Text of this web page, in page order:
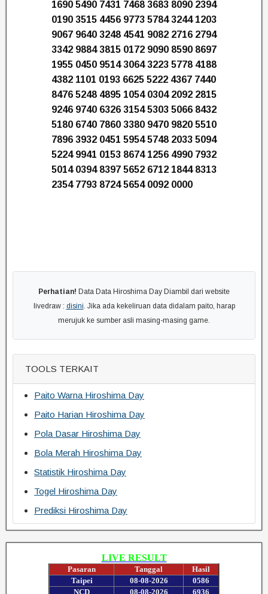
1690 5490 7431 7468 3683 8090 2394
0190 3515 4456 9773 5784 3244 1203
9067 9640 3248 4541 9082 2716 2794
3342 9884 3815 0172 9090 8590 8697
1955 0450 9514 3064 3223 5778 4188
4382 1101 0193 6625 5222 4367 7440
8476 5248 4895 1054 0304 2092 2815
9246 9740 6326 3154 5303 5066 8432
5180 6740 7860 3380 9470 9820 5510
7896 3932 0451 5954 5748 2033 5094
5224 9941 0153 8674 1256 4990 7932
5014 0394 8397 5652 6712 1844 8313
2354 7793 8724 5654 0092 0000
Perhatian! Data Data Hiroshima Day Diambil dari website
livedraw : disini. Jika ada kekeliruan data didalam paito, harap
merujuk ke sumber asli masing-masing game.
TOOLS TERKAIT
Paito Warna Hiroshima Day
Paito Harian Hiroshima Day
Pola Dasar Hiroshima Day
Bola Merah Hiroshima Day
Statistik Hiroshima Day
Togel Hiroshima Day
Prediksi Hiroshima Day